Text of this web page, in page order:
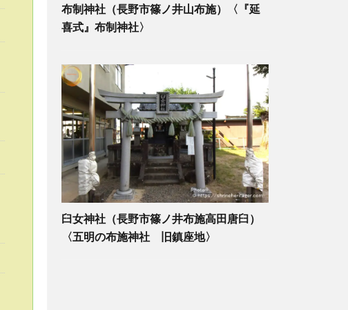
布制神社（長野市篠ノ井山布施）〈『延
喜式』布制神社〉
臼女神社（長野市篠ノ井布施高田唐臼）
〈五明の布施神社 旧鎮座地〉